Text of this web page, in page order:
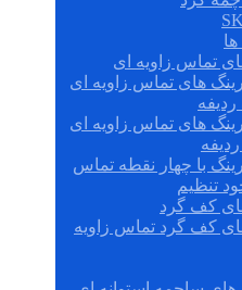
تماس زاویه ای
های تماس زاویه ای
های تماس زاویه ای
با چهار نقطه تماس
تنظیم
کف گرد
کف گرد تماس زاویه